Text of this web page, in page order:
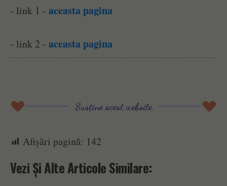
- link 1 - aceasta pagina
- link 2 - aceasta pagina
Susține acest website
Afișări pagină: 142
Vezi Și Alte Articole Similare: